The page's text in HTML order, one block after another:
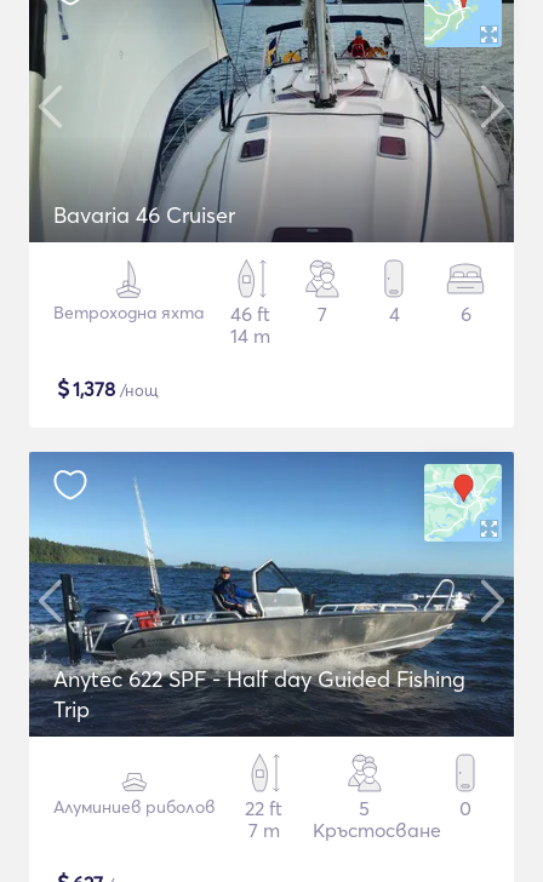
Bavaria 46 Cruiser
Ветроходна яхта
46 ft
14 m
7 4 6
$1,378 /нощ
Anytec 622 SPF - Half day Guided Fishing
Trip
Алуминиев риболов
22 ft
7 m
5
Кръстосване
0